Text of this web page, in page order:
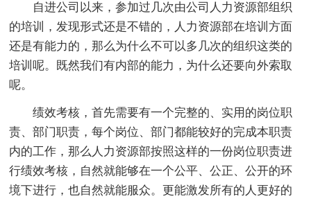
自进公司以来，参加过几次由公司人力资源部组织
的培训，发现形式还是不错的，人力资源部在培训方面
还是有能力的，那么为什么不可以多几次的组织这类的
培训呢。既然我们有内部的能力，为什么还要向外索取
呢。
绩效考核，首先需要有一个完整的、实用的岗位职
责、部门职责，每个岗位、部门都能较好的完成本职责
内的工作，那么人力资源部按照这样的一份岗位职责进
行绩效考核，自然就能够在一个公平、公正、公开的环
境下进行，也自然就能服众。更能激发所有的人更好的